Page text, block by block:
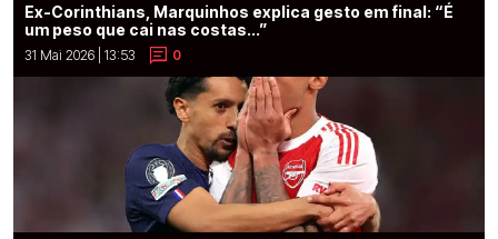
Ex-Corinthians, Marquinhos explica gesto em final: “É
um peso que cai nas costas...”
31 Mai 2026 | 13:53 0